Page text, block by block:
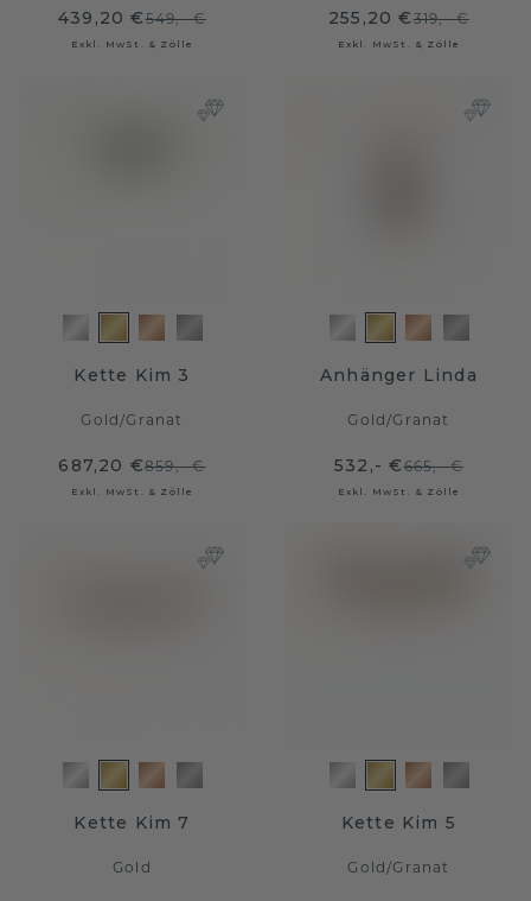
439,20 €549,- €
Exkl. MwSt. & Zölle
255,20 €319,- €
Exkl. MwSt. & Zölle
Kette Kim 3
Gold/Granat
687,20 €859,- €
Exkl. MwSt. & Zölle
Anhänger Linda
Gold/Granat
532,- €665,- €
Exkl. MwSt. & Zölle
Kette Kim 7
Gold
Kette Kim 5
Gold/Granat